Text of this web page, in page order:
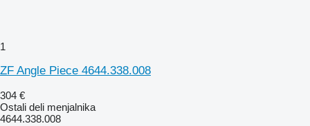
1
ZF Angle Piece 4644.338.008
304 €
Ostali deli menjalnika
4644.338.008